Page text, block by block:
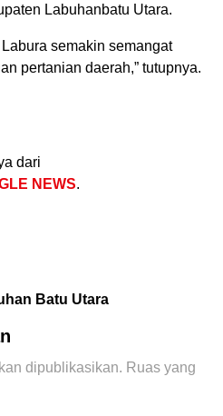
Labuhanbatu Utara.
semakin semangat
pertanian daerah,” tutupnya.
dari
NEWS.
Batu Utara
dipublikasikan. Ruas yang